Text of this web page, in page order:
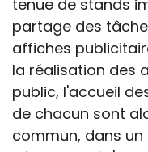
tenue de stands
partage des
affiches
la réalisation des
public, l'accueil
de chacun sont
commun, dans